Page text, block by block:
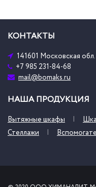
КОНТАКТЫ
141601 Московская
+7 985 231-84-68
mail@bomaks.ru
НАША ПРОДУКЦИЯ
Вытяжные шкафы
Стеллажи